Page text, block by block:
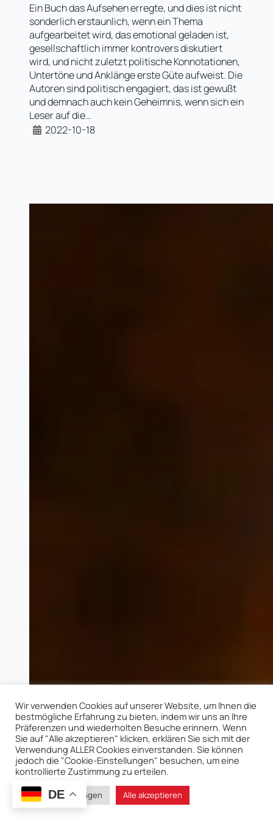
Ein Buch das Aufsehen erregte, und dies ist nicht
sonderlich erstaunlich, wenn ein Thema
aufgearbeitet wird, das emotional geladen ist,
gesellschaftlich immer kontrovers diskutiert
wird, und nicht zuletzt politische Konnotationen,
Untertöne und Anklänge erste Güte aufweist. Die
Autoren sind politisch engagiert, das ist gewußt
und demnach auch kein Geheimnis, wenn sich ein
Leser auf die…
2022-10-18
Wir verwenden Cookies auf unserer Website, um Ihnen die
bestmögliche Erfahrung zu bieten, indem wir uns an Ihre
Präferenzen und wiederholten Besuche erinnern. Wenn
Sie auf "Alle akzeptieren" klicken, erklären Sie sich mit der
Verwendung ALLER Cookies einverstanden. Sie können
jedoch die "Cookie-Einstellungen" besuchen, um eine
kontrollierte Zustimmung zu erteilen.
Cookie-Einstellungen Alle akzeptieren
DE